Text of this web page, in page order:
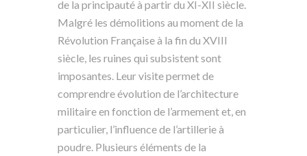
de la principauté à partir du XI-XII siècle.
Malgré les démolitions au moment de la
Révolution Française à la fin du XVIII
siècle, les ruines qui subsistent sont
imposantes. Leur visite permet de
comprendre évolution de l’architecture
militaire en fonction de l’armement et, en
particulier, l’influence de l’artillerie à
poudre. Plusieurs éléments de la